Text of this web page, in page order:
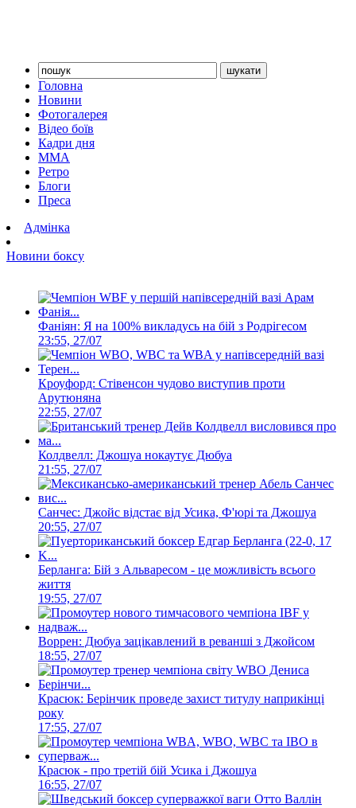
Головна
Новини
Фотогалерея
Відео боїв
Кадри дня
ММА
Ретро
Блоги
Преса
Адмінка
Новини боксу
Фаніян: Я на 100% викладусь на бій з Родрігесом
23:55, 27/07
Кроуфорд: Стівенсон чудово виступив проти
Арутюняна
22:55, 27/07
Колдвелл: Джошуа нокаутує Дюбуа
21:55, 27/07
Санчес: Джойс відстає від Усика, Ф'юрі та Джошуа
20:55, 27/07
Берланга: Бій з Альваресом - це можливість всього
життя
19:55, 27/07
Воррен: Дюбуа зацікавлений в реванші з Джойсом
18:55, 27/07
Красюк: Берінчик проведе захист титулу наприкінці
року
17:55, 27/07
Красюк - про третій бій Усика і Джошуа
16:55, 27/07